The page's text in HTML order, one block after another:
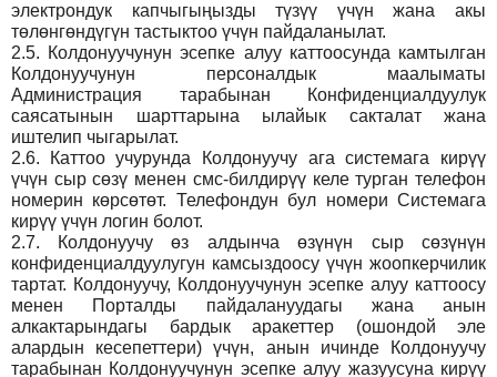
электрондук капчыгыңызды түзүү үчүн жана акы
төлөнгөндүгүн тастыктоо үчүн пайдаланылат.
2.5. Колдонуучунун эсепке алуу каттоосунда камтылган
Колдонуучунун персоналдык маалыматы
Администрация тарабынан Конфиденциалдуулук
саясатынын шарттарына ылайык сакталат жана
иштелип чыгарылат.
2.6.
Каттоо учурунда Колдонуучу ага системага кирүү
үчүн сыр сөзү менен смс-билдирүү келе турган телефон
номерин көрсөтөт. Телефондун бул номери Системага
кирүү үчүн логин болот.
2.7.
Колдонуучу өз алдынча өзүнүн сыр сөзүнүн
конфиденциалдуулугун камсыздоосу үчүн жоопкерчилик
тартат. Колдонуучу, Колдонуучунун эсепке алуу каттоосу
менен Порталды пайдалануудагы жана анын
алкактарындагы бардык аракеттер (ошондой эле
алардын кесепеттери) үчүн, анын ичинде Колдонуучу
тарабынан Колдонуучунун эсепке алуу жазуусуна кирүү